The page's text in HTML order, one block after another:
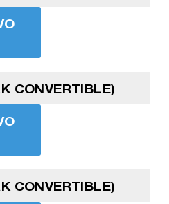
CONVERTIBLE)
CONVERTIBLE)